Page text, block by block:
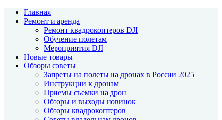
Главная
Ремонт и аренда
Ремонт квадрокоптеров DJI
Обучение полетам
Мероприятия DJI
Новые товары
Обзоры советы
Запреты на полеты на дронах в России 2025
Инструкции к дронам
Приемы съемки на дрон
Обзоры и выходы новинок
Обзоры квадрокоптеров